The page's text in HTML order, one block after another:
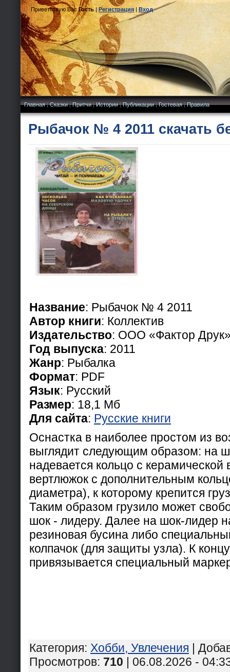
Приветствую Вас Гость|Регистрация|Вход
Главная|Сказки|Притчи|Истории|Публикации|Гостевая|Правила
Рыбачок № 4 2011 скачать
Название: Рыбачок № 4 2011
Автор книги: Коллектив
Издательство: ООО «Фактор
Год выпуска: 2011
Жанр: Рыбалка
Формат: PDF
Язык: Русский
Размер: 18,1 Мб
Для сайта: Русские книги
Оснастка в наиболее простом из
выглядит следующим образом: на
надевается кольцо с керамической
вертлюжок с дополнительным
диаметра), к которому крепится
Таким образом грузило может
шок - лидеру. Далее на шок-лидер
резиновая бусина либо
колпачок (для защиты узла). К
привязывается специальный
Категория: Хобби, Увлечения |
Просмотров: 710 | 06.08.2026 -